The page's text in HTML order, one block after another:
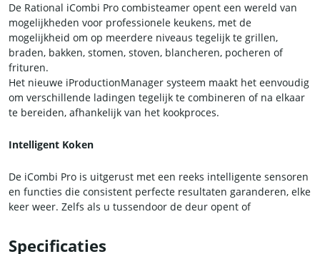
De Rational iCombi Pro combisteamer opent een wereld van
mogelijkheden voor professionele keukens, met de
mogelijkheid om op meerdere niveaus tegelijk te grillen,
braden, bakken, stomen, stoven, blancheren, pocheren of
frituren.
Het nieuwe iProductionManager systeem maakt het eenvoudig
om verschillende ladingen tegelijk te combineren of na elkaar
te bereiden, afhankelijk van het kookproces.
Intelligent Koken
De iCombi Pro is uitgerust met een reeks intelligente sensoren
en functies die consistent perfecte resultaten garanderen, elke
keer weer. Zelfs als u tussendoor de deur opent of
temperatuur en tijd aan.
Specificaties